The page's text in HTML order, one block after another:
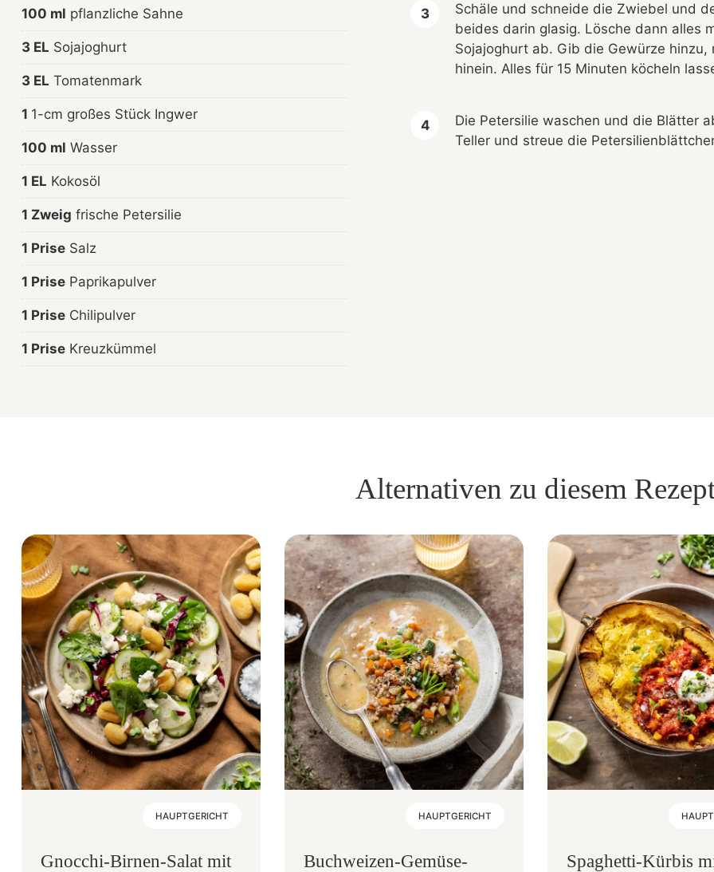
100 ml pflanzliche Sahne
3 EL Sojajoghurt
3 EL Tomatenmark
1 1-cm großes Stück Ingwer
100 ml Wasser
1 EL Kokosöl
1 Zweig frische Petersilie
1 Prise Salz
1 Prise Paprikapulver
1 Prise Chilipulver
1 Prise Kreuzkümmel
Schäle und schneide die Zwiebel und
beides darin glasig. Lösche dann alles
Sojajoghurt ab. Gib die Gewürze
hinein. Alles für 15 Minuten köcheln
Die Petersilie waschen und die Blätter
Teller und streue die
Alternativen zu diesem
HAUPTGERICHT
Gnocchi-Birnen-Salat mit
HAUPTGERICHT
Buchweizen-Gemüse-
Spaghetti-Kürbis